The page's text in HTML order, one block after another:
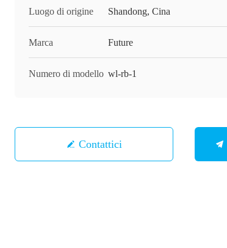
Luogo di origine Shandong, Cina
Marca Future
Numero di modello wl-rb-1
Contattici